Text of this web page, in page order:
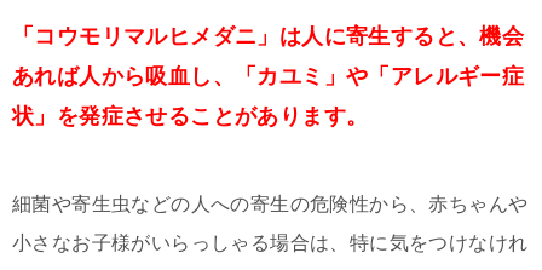
「コウモリマルヒメダニ」は人に寄生すると、機会
あれば人から吸血し、「カユミ」や「アレルギー症
状」を発症させることがあります。
細菌や寄生虫などの人への寄生の危険性から、赤ちゃんや
小さなお子様がいらっしゃる場合は、特に気をつけなけれ